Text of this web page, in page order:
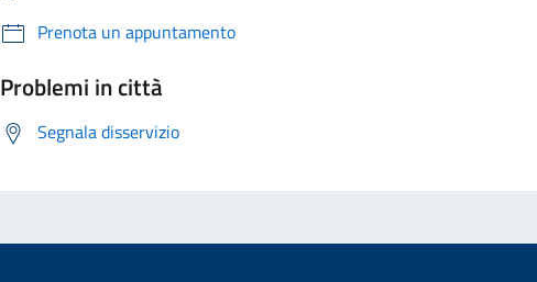
Prenota un appuntamento
Problemi in città
Segnala disservizio